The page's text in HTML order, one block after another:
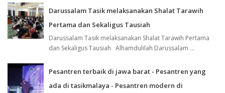
Darussalam Tasik melaksanakan Shalat Tarawih
Pertama dan Sekaligus Tausiah
Darussalam Tasik melaksanakan Shalat Tarawih Pertama
dan Sekaligus Tausiah Alhamdulilah Darussalam ...
Pesantren terbaik di jawa barat - Pesantren yang
ada di tasikmalaya - Pesantren modern di